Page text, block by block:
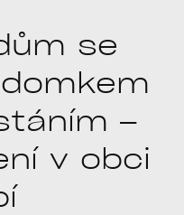
se
–
v obci